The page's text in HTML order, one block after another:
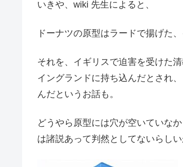
いきや、wiki 先生によると、
ドーナツの原型はラードで揚げた
それを、イギリスで迫害を受けた
イングランドに持ち込んだとされ
んだというお話も。
どうやら原型には穴が空いていな
は諸説あって判然としてないらし